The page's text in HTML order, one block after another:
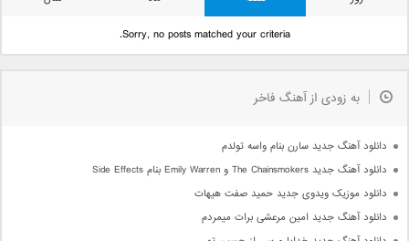
Sorry, no posts matched your criteria.
به زودی از آهنگ فاخر
دانلود آهنگ جدید سارن بنام واسه تولدم
دانلود آهنگ جدید The Chainsmokers و Emily Warren بنام Side Effects
دانلود موزیک ویدوی جدید حمید صفت هیهات
دانلود آهنگ جدید امین مرعشی برات میمردم